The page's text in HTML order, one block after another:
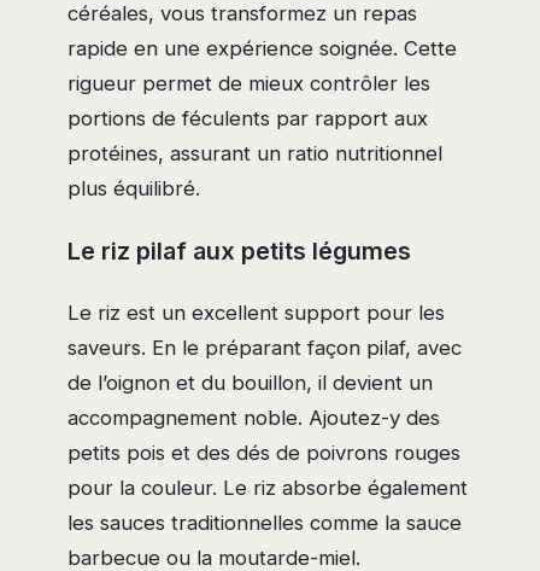
céréales, vous transformez un repas
rapide en une expérience soignée. Cette
rigueur permet de mieux contrôler les
portions de féculents par rapport aux
protéines, assurant un ratio nutritionnel
plus équilibré.
Le riz pilaf aux petits légumes
Le riz est un excellent support pour les
saveurs. En le préparant façon pilaf, avec
de l’oignon et du bouillon, il devient un
accompagnement noble. Ajoutez-y des
petits pois et des dés de poivrons rouges
pour la couleur. Le riz absorbe également
les sauces traditionnelles comme la sauce
barbecue ou la moutarde-miel.